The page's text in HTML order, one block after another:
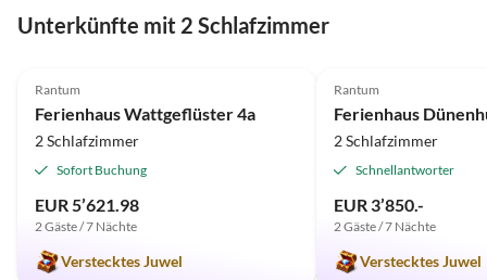
Unterkünfte mit 2 Schlafzimmer
Rantum
Ferienhaus Wattgeflüster 4a
2 Schlafzimmer
Sofort Buchung
EUR 5’621.98
2 Gäste / 7 Nächte
Verstecktes Juwel
Rantum
Ferienhaus
2 Schlafzimmer
Schnellantworter
EUR 3’850.-
2 Gäste / 7 Nächte
Verstecktes Juwel